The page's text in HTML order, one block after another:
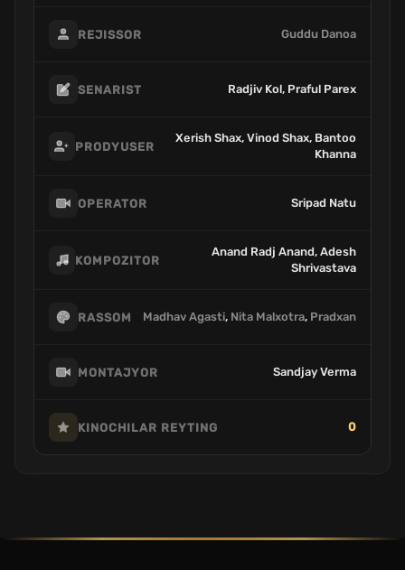
REJISSOR Guddu Danoa
SENARIST Radjiv Kol, Praful Parex
PRODYUSER
Xerish Shax, Vinod Shax, Bantoo
Khanna
OPERATOR Sripad Natu
KOMPOZITOR
Anand Radj Anand, Adesh
Shrivastava
RASSOM Madhav Agasti, Nita Malxotra, Pradxan
MONTAJYOR Sandjay Verma
KINOCHILAR REYTING 0